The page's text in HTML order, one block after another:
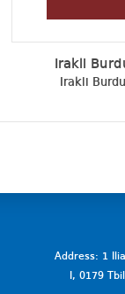
Irakli
Irakli
Address: 1
I, 0179